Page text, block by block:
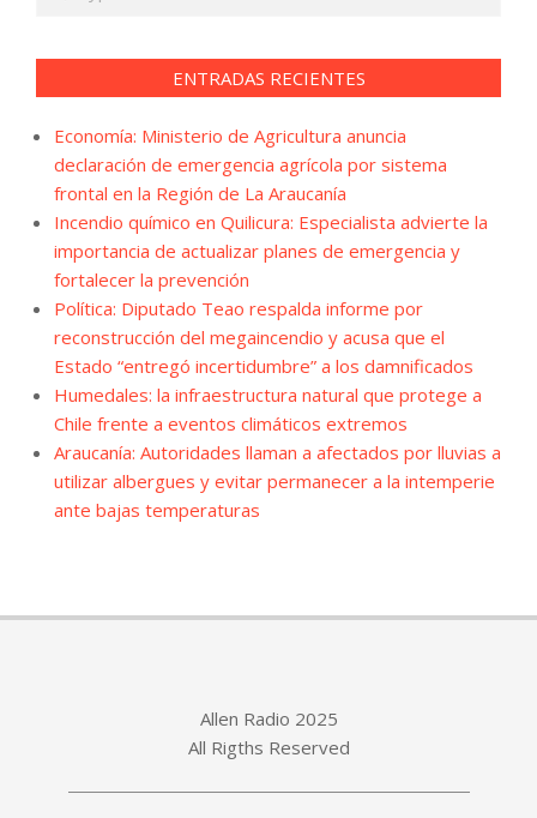
ENTRADAS RECIENTES
Economía: Ministerio de Agricultura anuncia
declaración de emergencia agrícola por sistema
frontal en la Región de La Araucanía
Incendio químico en Quilicura: Especialista advierte la
importancia de actualizar planes de emergencia y
fortalecer la prevención
Política: Diputado Teao respalda informe por
reconstrucción del megaincendio y acusa que el
Estado “entregó incertidumbre” a los damnificados
Humedales: la infraestructura natural que protege a
Chile frente a eventos climáticos extremos
Araucanía: Autoridades llaman a afectados por lluvias a
utilizar albergues y evitar permanecer a la intemperie
ante bajas temperaturas
Allen Radio 2025
All Rigths Reserved